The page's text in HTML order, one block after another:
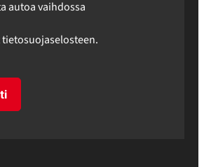
autoa vaihdossa